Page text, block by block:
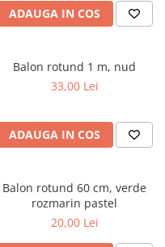
ADAUGA IN COS
Balon rotund 1 m, nud
33,00 Lei
ADAUGA IN COS
Balon rotund 60 cm, verde
rozmarin pastel
20,00 Lei